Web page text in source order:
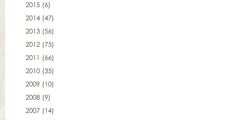
2015 (6)
2014 (47)
2013 (56)
2012 (75)
2011 (66)
2010 (35)
2009 (10)
2008 (9)
2007 (14)